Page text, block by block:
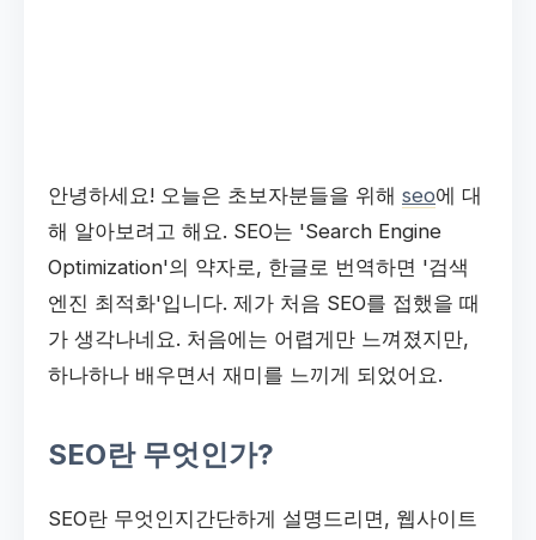
안녕하세요! 오늘은 초보자분들을 위해 seo에 대
해 알아보려고 해요. SEO는 'Search Engine
Optimization'의 약자로, 한글로 번역하면 '검색
엔진 최적화'입니다. 제가 처음 SEO를 접했을 때
가 생각나네요. 처음에는 어렵게만 느껴졌지만,
하나하나 배우면서 재미를 느끼게 되었어요.
SEO란 무엇인가?
SEO란 무엇인지간단하게 설명드리면, 웹사이트